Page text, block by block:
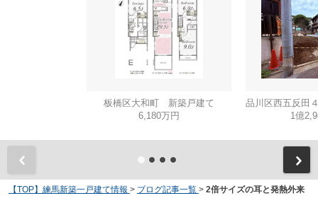
板橋区大和町 新築戸建て
6,180万円
1億
【TOP】練馬新築一戸建て情報 > ブログ記事一覧 > 2倍サイズの耳と発熱外来